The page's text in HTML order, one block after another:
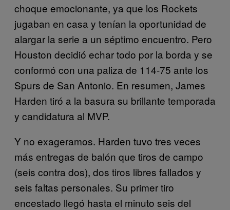
choque emocionante, ya que los Rockets
jugaban en casa y tenían la oportunidad de
alargar la serie a un séptimo encuentro. Pero
Houston decidió echar todo por la borda y se
conformó con una paliza de 114-75 ante los
Spurs de San Antonio. En resumen, James
Harden tiró a la basura su brillante temporada
y candidatura al MVP.
Y no exageramos. Harden tuvo tres veces
más entregas de balón que tiros de campo
(seis contra dos), dos tiros libres fallados y
seis faltas personales. Su primer tiro
encestado llegó hasta el minuto seis del